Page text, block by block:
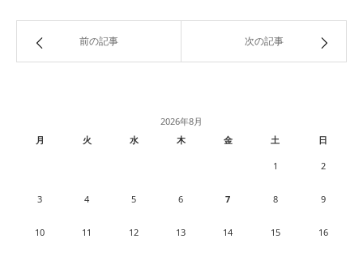
前の記事 次の記事
2026年8月
月
火 水 木 金 土 日
1 2
3 4 5 6 7 8 9
10 11 12 13 14 15 16